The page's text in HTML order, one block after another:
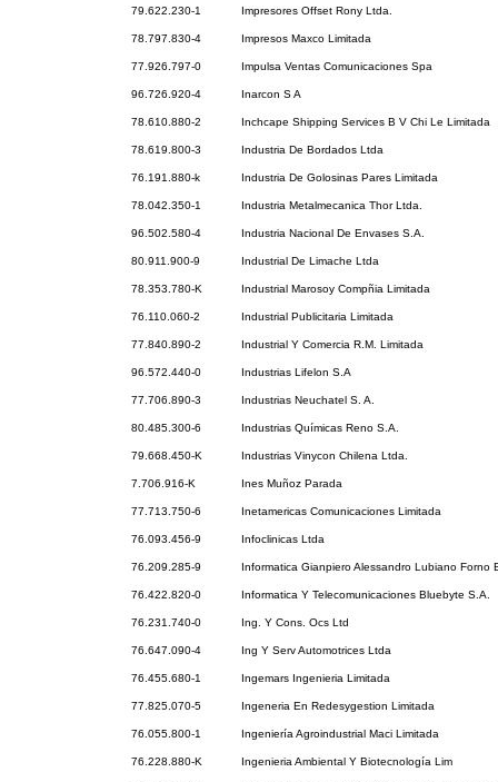
79.622.230-1 Impresores Offset Rony Ltda.
78.797.830-4 Impresos Maxco Limitada
77.926.797-0 Impulsa Ventas Comunicaciones Spa
96.726.920-4 Inarcon S A
78.610.880-2 Inchcape Shipping Services B V Chi Le Limitada
78.619.800-3 Industria De Bordados Ltda
76.191.880-k Industria De Golosinas Pares Limitada
78.042.350-1 Industria Metalmecanica Thor Ltda.
96.502.580-4 Industria Nacional De Envases S.A.
80.911.900-9 Industrial De Limache Ltda
78.353.780-K Industrial Marosoy Compñia Limitada
76.110.060-2 Industrial Publicitaria Limitada
77.840.890-2 Industrial Y Comercia R.M. Limitada
96.572.440-0 Industrias Lifelon S.A
77.706.890-3 Industrias Neuchatel S. A.
80.485.300-6 Industrias Químicas Reno S.A.
79.668.450-K Industrias Vinycon Chilena Ltda.
7.706.916-K Ines Muñoz Parada
77.713.750-6 Inetamericas Comunicaciones Limitada
76.093.456-9 Infoclinicas Ltda
76.209.285-9 Informatica Gianpiero Alessandro Lubiano Forno
76.422.820-0 Informatica Y Telecomunicaciones Bluebyte S.A.
76.231.740-0 Ing. Y Cons. Ocs Ltd
76.647.090-4 Ing Y Serv Automotrices Ltda
76.455.680-1 Ingemars Ingenieria Limitada
77.825.070-5 Ingeneria En Redesygestion Limitada
76.055.800-1 Ingeniería Agroindustrial Maci Limitada
76.228.880-K Ingenieria Ambiental Y Biotecnología Lim